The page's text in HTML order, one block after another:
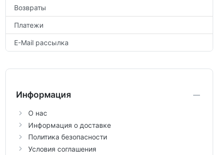
Возвраты
Платежи
E-Mail рассылка
Информация
О нас
Информация о доставке
Политика безопасности
Условия соглашения